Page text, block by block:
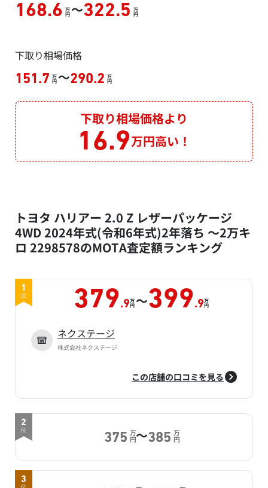
168.6 万
円 ～322.5 万
円
下取り相場価格
151.7 万
円 ～290.2 万
円
下取り相場価格より
16.9万円高い！
トヨタ ハリアー 2.0 Z レザーパッケージ
4WD 2024年式(令和6年式)2年落ち ～2万キ
ロ 2298578のMOTA査定額ランキング
1
位 379.9万
円 ～399.9万
円
ネクステージ
株式会社ネクステージ
この店舗の口コミを見る
2
位
375 万
円～385 万
円
3